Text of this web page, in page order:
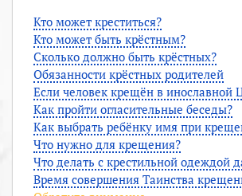
Кто может креститься?
Кто может быть крёстным?
Сколько должно быть крёстных?
Обязанности крёстных родителей
Если человек крещён в инославной
Как пройти огласительные беседы?
Как выбрать ребёнку имя при
Что нужно для крещения?
Что делать с крестильной одеждой
Время совершения Таинства